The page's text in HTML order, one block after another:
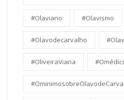
#Olaviano #Olavismo
#Olavodecarvalho
#OliveiraViana